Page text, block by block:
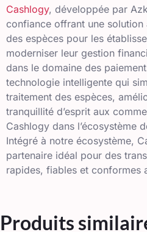
Cashlogy, développée par
confiance offrant une
des espèces pour les
moderniser leur gestion
dans le domaine des
technologie intelligente qui
traitement des espèces,
tranquillité d’esprit aux
Cashlogy dans l’écosystème
Intégré à notre écosystème,
partenaire idéal pour des
rapides, fiables et conformes
Produits